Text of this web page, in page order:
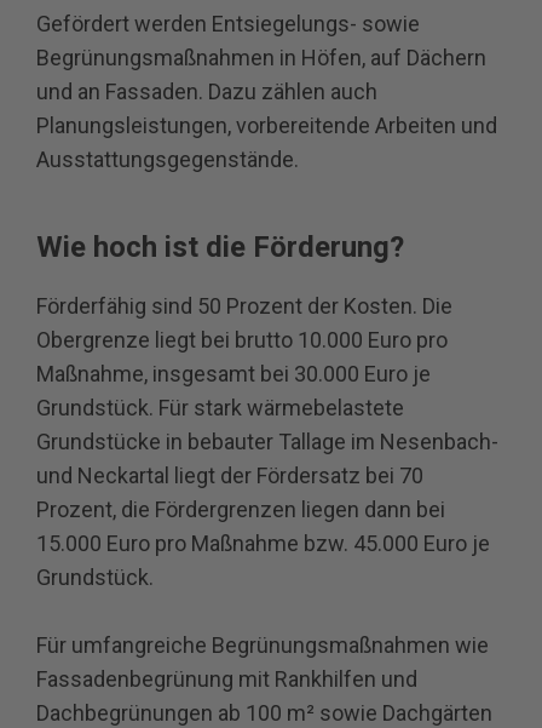
Gefördert werden Entsiegelungs‐ sowie
Begrünungsmaßnahmen in Höfen, auf Dächern
und an Fassaden. Dazu zählen auch
Planungsleistungen, vorbereitende Arbeiten und
Ausstattungsgegenstände.
Wie hoch ist die Förderung?
Förderfähig sind 50 Prozent der Kosten. Die
Obergrenze liegt bei brutto 10.000 Euro pro
Maßnahme, insgesamt bei 30.000 Euro je
Grundstück. Für stark wärmebelastete
Grundstücke in bebauter Tallage im Nesenbach‐
und Neckartal liegt der Fördersatz bei 70
Prozent, die Fördergrenzen liegen dann bei
15.000 Euro pro Maßnahme bzw. 45.000 Euro je
Grundstück.
Für umfangreiche Begrünungsmaßnahmen wie
Fassadenbegrünung mit Rankhilfen und
Dachbegrünungen ab 100 m² sowie Dachgärten